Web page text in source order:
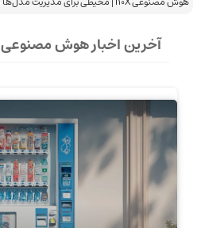
آخرین اخبار هوش مصنوعی